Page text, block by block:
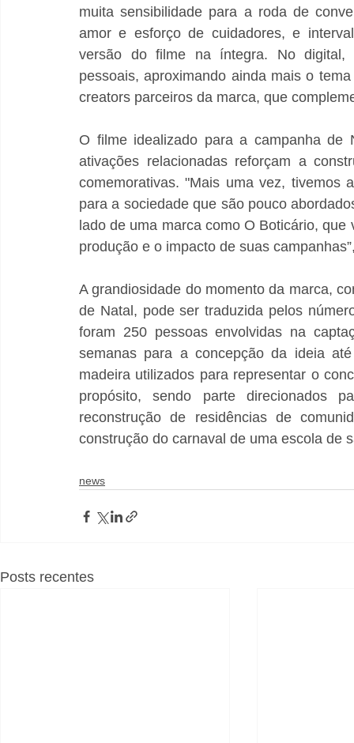
muita sensibilidade para a roda de
amor e esforço de cuidadores, e
versão do filme na íntegra. No digital,
pessoais, aproximando ainda mais o
creators parceiros da marca, que
O filme idealizado para a campanha
ativações relacionadas reforçam a
comemorativas. "Mais uma vez, tivemos
para a sociedade que são pouco
lado de uma marca como O Boticário,
A grandiosidade do momento da marca,
de Natal, pode ser traduzida pelos
foram 250 pessoas envolvidas na
semanas para a concepção da ideia
madeira utilizados para representar o
propósito, sendo parte direcionados
reconstrução de residências de
construção do carnaval de uma escola de
news
Posts recentes